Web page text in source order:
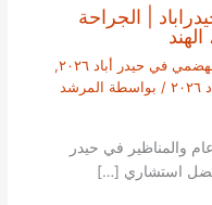
| الجراحة
في حيدر أباد ٢٠٢٦
,
/ بواسطة المرشد
والمناظير في حيدر
افضل استشاري […]